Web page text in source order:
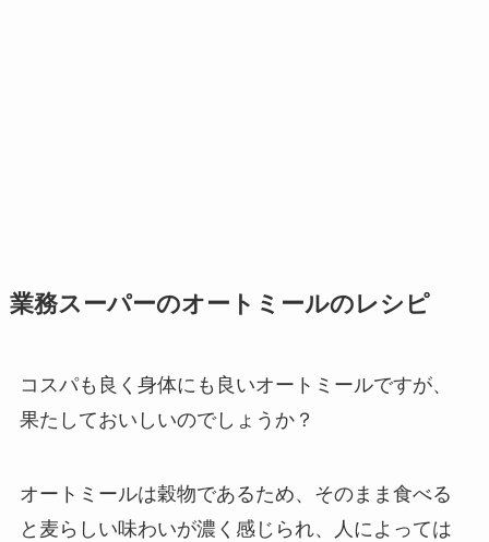
業務スーパーのオートミールのレシピ
コスパも良く身体にも良いオートミールですが、
果たしておいしいのでしょうか？
オートミールは穀物であるため、そのまま食べる
と麦らしい味わいが濃く感じられ、人によっては